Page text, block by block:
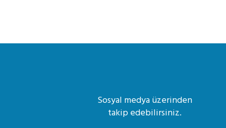
Sosyal medya üzerinden
takip edebilirsiniz.